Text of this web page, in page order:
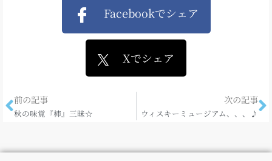
Facebookでシェア
Xでシェア
前の記事
秋の味覚『柿』三昧☆
次の記事
ウィスキーミュージアム、、、♪